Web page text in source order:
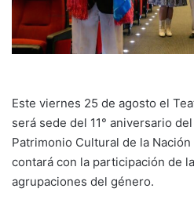
Este viernes 25 de agosto el
será sede del 11° aniversario
Patrimonio Cultural de la
contará con la participación de
agrupaciones del género.